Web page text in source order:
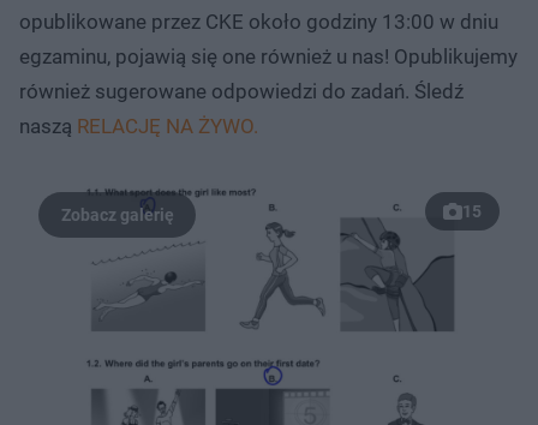
opublikowane przez CKE około godziny 13:00 w dniu
egzaminu, pojawią się one również u nas! Opublikujemy
również sugerowane odpowiedzi do zadań. Śledź
naszą RELACJĘ NA ŻYWO.
15